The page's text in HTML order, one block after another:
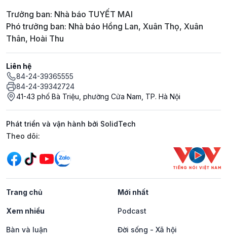
Trưởng ban: Nhà báo TUYẾT MAI
Phó trưởng ban: Nhà báo Hồng Lan, Xuân Thọ, Xuân
Thân, Hoài Thu
Liên hệ
84-24-39365555
84-24-39342724
41-43 phố Bà Triệu, phường Cửa Nam, TP. Hà Nội
Phát triển và vận hành bởi SolidTech
Mạng xã hội
Theo dõi:
Trang chủ Mới nhất
Xem nhiều Podcast
Bàn và luận Đời sống - Xã hội